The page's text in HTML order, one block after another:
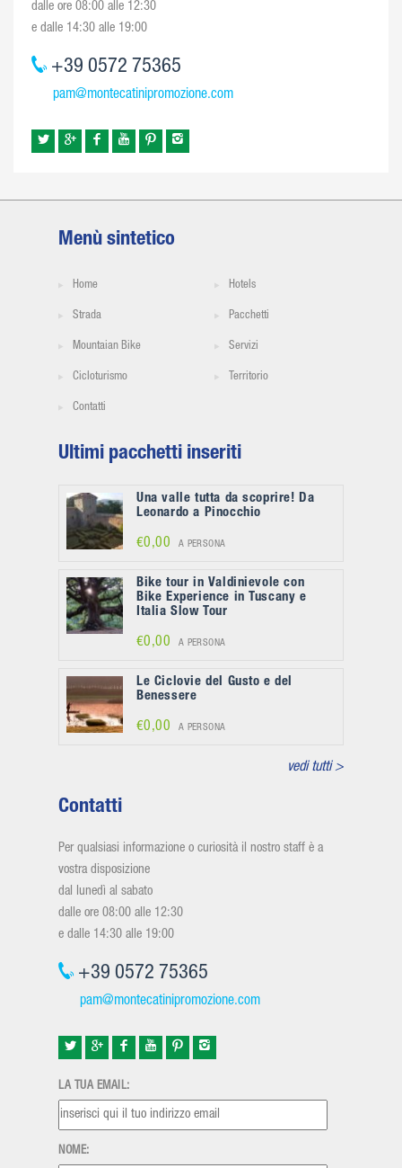
dalle ore 08:00 alle 12:30
e dalle 14:30 alle 19:00
+39 0572 75365
pam@montecatinipromozione.com
Menù sintetico
Home Hotels
Strada Pacchetti
Mountaian Bike Servizi
Cicloturismo Territorio
Contatti
Ultimi pacchetti inseriti
Una valle tutta da scoprire! Da
Leonardo a Pinocchio
€0,00 A PERSONA
Bike tour in Valdinievole con
Bike Experience in Tuscany e
Italia Slow Tour
€0,00 A PERSONA
Le Ciclovie del Gusto e del
Benessere
€0,00 A PERSONA
vedi tutti >
Contatti
Per qualsiasi informazione o curiosità il nostro staff è a
vostra disposizione
dal lunedì al sabato
dalle ore 08:00 alle 12:30
e dalle 14:30 alle 19:00
+39 0572 75365
pam@montecatinipromozione.com
LA TUA EMAIL:
NOME: